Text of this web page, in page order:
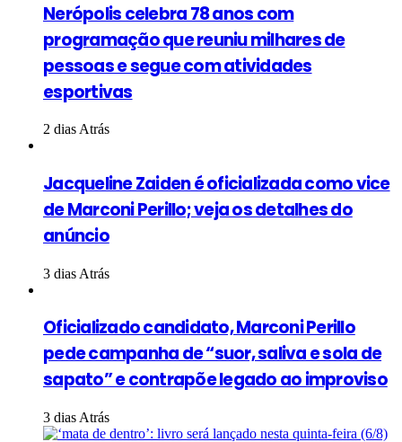
Nerópolis celebra 78 anos com
programação que reuniu milhares de
pessoas e segue com atividades
esportivas
2 dias Atrás
Jacqueline Zaiden é oficializada como vice
de Marconi Perillo; veja os detalhes do
anúncio
3 dias Atrás
Oficializado candidato, Marconi Perillo
pede campanha de “suor, saliva e sola de
sapato” e contrapõe legado ao improviso
3 dias Atrás